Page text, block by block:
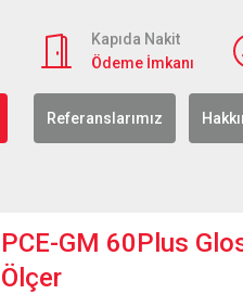
Kapıda Nakit
Ödeme İmkanı
Referanslarımız
PCE-GM 60Plus
Ölçer